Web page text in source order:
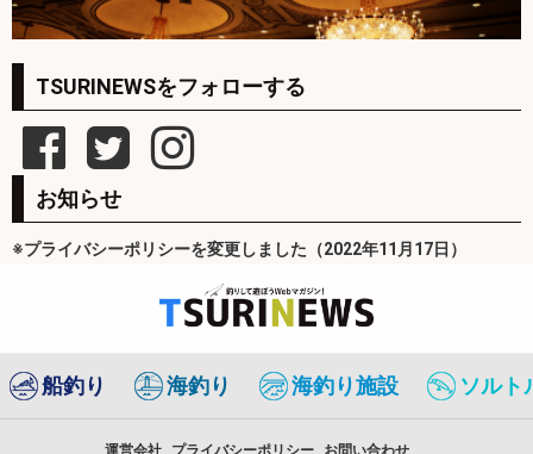
TSURINEWSをフォローする
お知らせ
※プライバシーポリシーを変更しました（2022年11月17日）
船釣り 海釣り 海釣り施設 ソルト
運営会社 プライバシーポリシー お問い合わせ